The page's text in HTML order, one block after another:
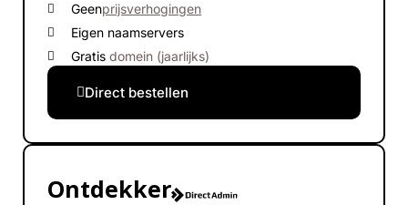
Geenprijsverhogingen
Eigen naamservers
Gratisdomein (jaarlijks)
Direct bestellen
Ontdekker